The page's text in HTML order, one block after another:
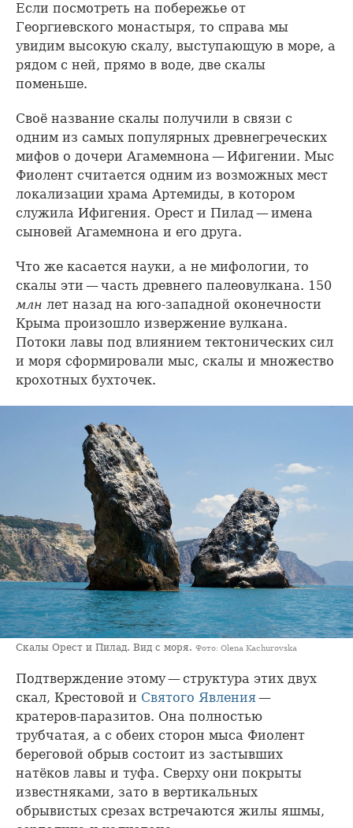
Если посмотреть на побережье от
Георгиевского монастыря, то справа мы
увидим высокую скалу, выступающую в море, а
рядом с ней, прямо в воде, две скалы
поменьше.
Своё название скалы получили в связи с
одним из самых популярных древнегреческих
мифов о дочери Агамемнона — Ифигении. Мыс
Фиолент считается одним из возможных мест
локализации храма Артемиды, в котором
служила Ифигения. Орест и Пилад — имена
сыновей Агамемнона и его друга.
Что же касается науки, а не мифологии, то
скалы эти — часть древнего палеовулкана. 150
млн лет назад на юго-западной оконечности
Крыма произошло извержение вулкана.
Потоки лавы под влиянием тектонических сил
и моря сформировали мыс, скалы и множество
крохотных бухточек.
Скалы Орест и Пилад. Вид с моря. Фото: Olena Kachurovska
Подтверждение этому — структура этих двух
скал, Крестовой и Святого Явления—
кратеров-паразитов. Она полностью
трубчатая, а с обеих сторон мыса Фиолент
береговой обрыв состоит из застывших
натёков лавы и туфа. Сверху они покрыты
известняками, зато в вертикальных
обрывистых срезах встречаются жилы яшмы,